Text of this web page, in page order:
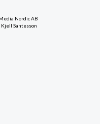
Nordic AB
Santesson